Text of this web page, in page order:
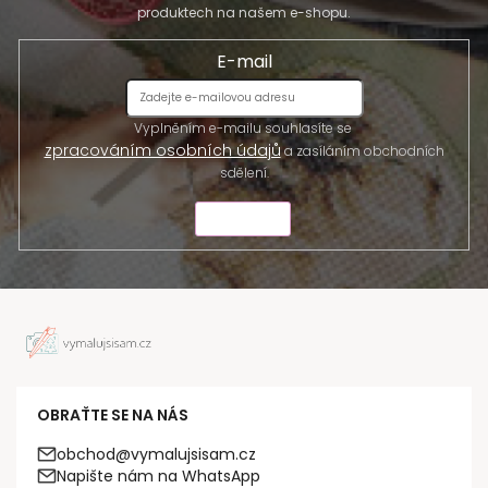
produktech na našem e-shopu.
E-mail
Vyplněním e-mailu souhlasíte se
zpracováním osobních údajůa zasíláním obchodních
sdělení.
OBRAŤTE SE NA NÁS
obchod@vymalujsisam.cz
Napište nám na WhatsApp